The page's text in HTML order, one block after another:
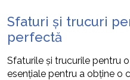
Sfaturi și trucuri
perfectă
Sfaturile și trucurile pentru
esențiale pentru a obține o